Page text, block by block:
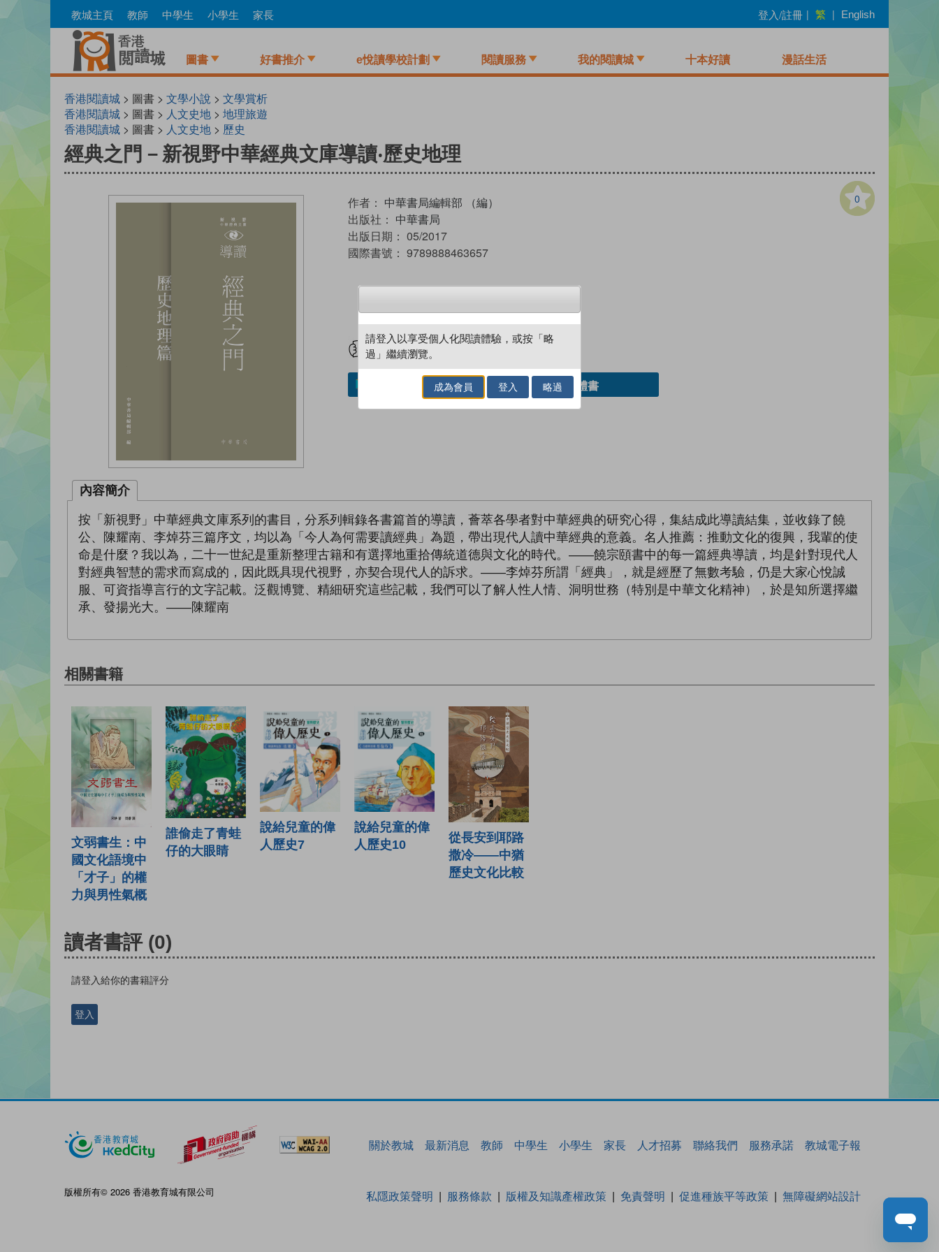
to
教城主頁 教師 中學生 小學生 家長 登入/註冊 | 繁 | English
圖書 好書推介 e悅讀學校計劃 閱讀服務 我的閱讀城 十本好讀 漫話生活
香港閱讀城 > 圖書 > 文學小說 > 文學賞析
香港閱讀城 > 圖書 > 人文史地 > 地理旅遊
香港閱讀城 > 圖書 > 人文史地 > 歷史
經典之門－新視野中華經典文庫導讀‧歷史地理
0
作者： 中華書局編輯部 （編）
出版社： 中華書局
出版日期： 05/2017
國際書號： 9789888463657
試閲 加入閱讀紀錄
加入／閱讀電子書 借閱實體書
內容簡介
按「新視野」中華經典文庫系列的書目，分系列輯錄各書篇首的導讀，薈萃各學者對中華經典的研究心得，集結成此導讀結集，並收錄了饒
公、陳耀南、李焯芬三篇序文，均以為「今人為何需要讀經典」為題，帶出現代人讀中華經典的意義。名人推薦：推動文化的復興，我輩的使
命是什麼？我以為，二十一世紀是重新整理古籍和有選擇地重拾傳統道德與文化的時代。——饒宗頤書中的每一篇經典導讀，均是針對現代人
對經典智慧的需求而寫成的，因此既具現代視野，亦契合現代人的訴求。——李焯芬所謂「經典」，就是經歷了無數考驗，仍是大家心悅誠
服、可資指導言行的文字記載。泛觀博覽、精細研究這些記載，我們可以了解人性人情、洞明世務（特別是中華文化精神），於是知所選擇繼
承、發揚光大。——陳耀南
相關書籍
文弱書生：中
國文化語境中
「才子」的權
力與男性氣概
誰偷走了青蛙
仔的大眼睛
說給兒童的偉
人歷史7
說給兒童的偉
人歷史10
從長安到耶路
撒冷——中猶
歷史文化比較
讀者書評 (0)
請登入給你的書籍評分
登入
關於教城 最新消息 教師 中學生 小學生 家長 人才招募 聯絡我們 服務承諾 教城電子報
版權所有© 2026 香港教育城有限公司 私隱政策聲明 服務條款 版權及知識產權政策 免責聲明 促進種族平等政策 無障礙網站設計
請登入以享受個人化閱讀體驗，或按「略
過」繼續瀏覽。
成為會員 登入 略過